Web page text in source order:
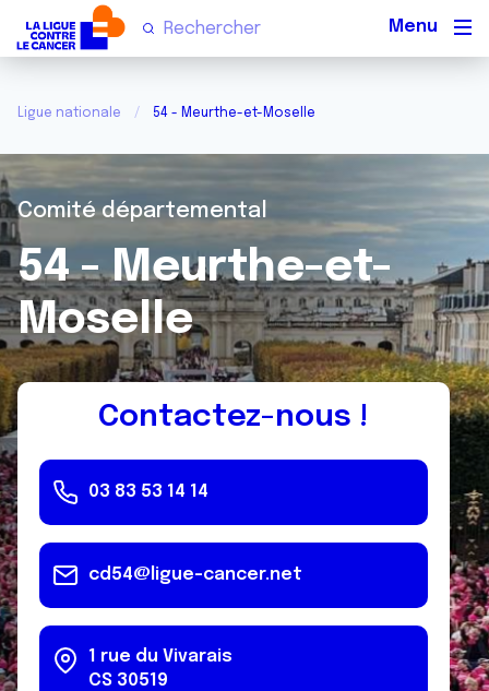
Ligue nationale 54 - Meurthe-et-Moselle
Comité départemental
54 - Meurthe-et-
Moselle
Contactez-nous !
03 83 53 14 14
cd54@ligue-cancer.net
1 rue du Vivarais
CS 30519